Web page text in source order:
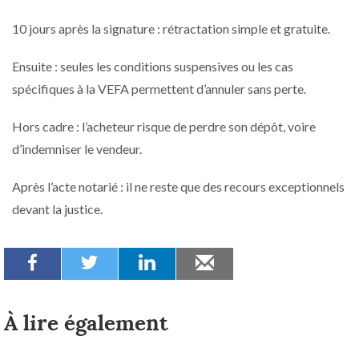
10 jours après la signature : rétractation simple et gratuite.
Ensuite : seules les conditions suspensives ou les cas
spécifiques à la VEFA permettent d’annuler sans perte.
Hors cadre : l’acheteur risque de perdre son dépôt, voire
d’indemniser le vendeur.
Après l’acte notarié : il ne reste que des recours exceptionnels
devant la justice.
À lire également